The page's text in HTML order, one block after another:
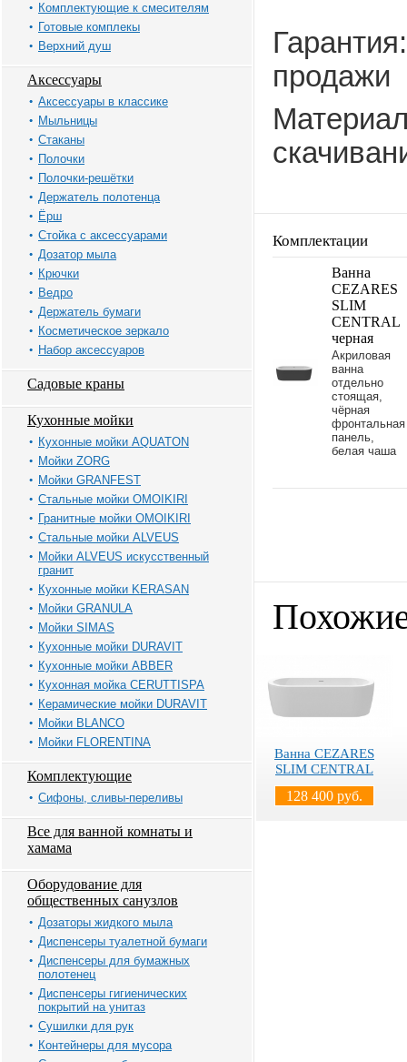
Комплектующие к смесителям
Готовые комплекы
Верхний душ
Аксессуары
Аксессуары в классике
Мыльницы
Стаканы
Полочки
Полочки-решётки
Держатель полотенца
Ёрш
Стойка с аксессуарами
Дозатор мыла
Крючки
Ведро
Держатель бумаги
Косметическое зеркало
Набор аксессуаров
Садовые краны
Кухонные мойки
Кухонные мойки AQUATON
Мойки ZORG
Мойки GRANFEST
Стальные мойки OMOIKIRI
Гранитные мойки OMOIKIRI
Стальные мойки ALVEUS
Мойки ALVEUS искусственный
гранит
Кухонные мойки KERASAN
Мойки GRANULA
Мойки SIMAS
Кухонные мойки DURAVIT
Кухонные мойки ABBER
Кухонная мойка CERUTTISPA
Керамические мойки DURAVIT
Мойки BLANCO
Мойки FLORENTINA
Комплектующие
Сифоны, сливы-переливы
Все для ванной комнаты и
хамама
Оборудование для
общественных санузлов
Дозаторы жидкого мыла
Диспенсеры туалетной бумаги
Диспенсеры для бумажных
полотенец
Диспенсеры гигиенических
покрытий на унитаз
Сушилки для рук
Контейнеры для мусора
продажи
Комплектации
Ванна
CEZARES
SLIM
CENTRAL
черная
Акриловая
ванна
отдельно
стоящая,
чёрная
фронтальная
панель,
белая чаша
Ванна CEZARES
SLIM CENTRAL
128 400 руб.